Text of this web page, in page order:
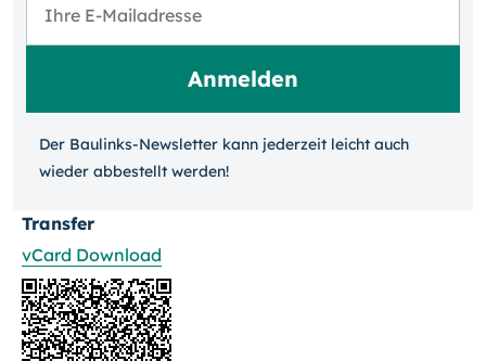
Der Baulinks-Newsletter kann jeder­zeit leicht auch
wieder ab­bestellt werden!
Transfer
vCard Download